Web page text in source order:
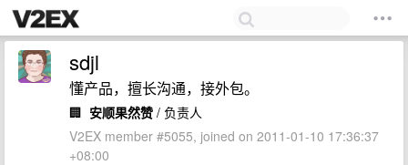
sdjl
懂产品，擅长沟通，接外包。
🏢 安顺果然赞 / 负责人
V2EX member #5055, joined on 2011-01-10 17:36:37
+08:00